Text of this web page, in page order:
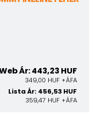
Ár: 443,23 HUF
349,00 HUF +ÁFA
Lista Ár: 456,53 HUF
359,47 HUF +ÁFA